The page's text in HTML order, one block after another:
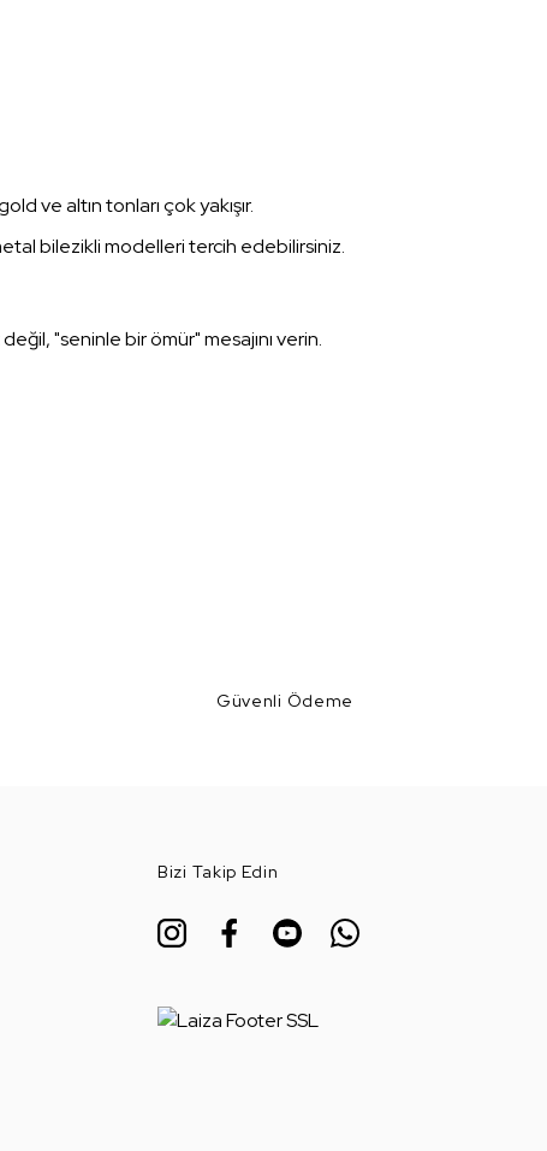
ve altın tonları çok yakışır.
bilezikli modelleri tercih edebilirsiniz.
"seninle bir ömür" mesajını verin.
Güvenli Ödeme
Bizi Takip Edin